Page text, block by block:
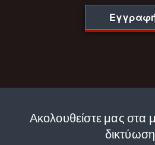
Ακολουθείστε μας στα